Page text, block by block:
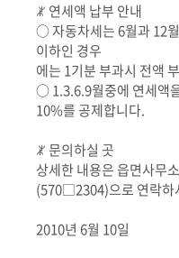
ꏚ 연세액 납부 안내
○ 자동차세는 6월과 12
이하인 경우
에는 1기분 부과시 전액
○ 1.3.6.9월중에 연세액
10%를 공제합니다.
ꏚ 문의하실 곳
상세한 내용은 읍면사무
(570□2304)으로 연락하
2010년 6월 10일